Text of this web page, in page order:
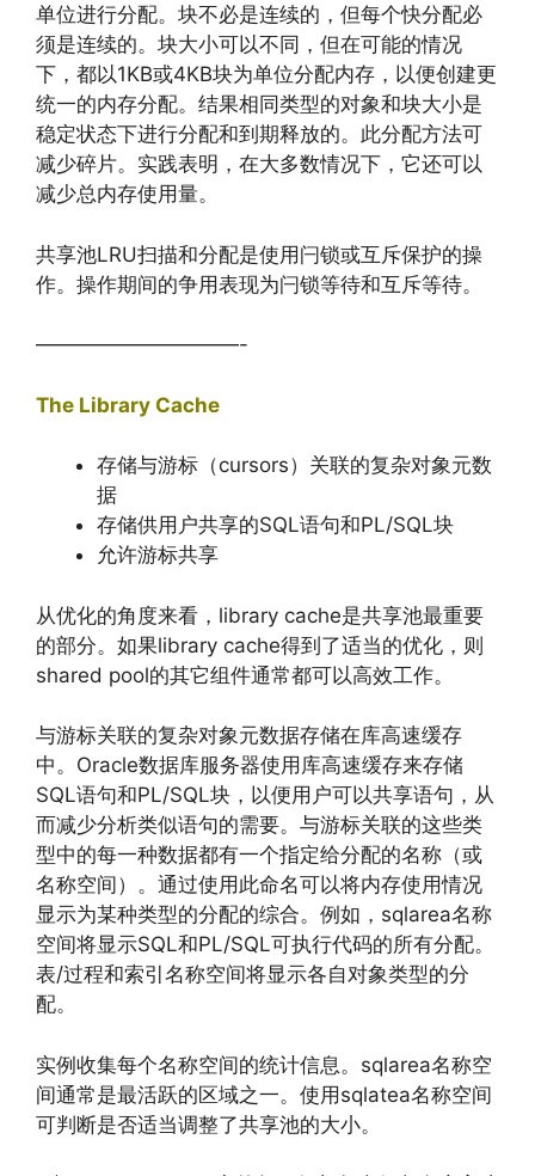
单位进行分配。块不必是连续的，但每个快分配必
须是连续的。块大小可以不同，但在可能的情况
下，都以1KB或4KB块为单位分配内存，以便创建更
统一的内存分配。结果相同类型的对象和块大小是
稳定状态下进行分配和到期释放的。此分配方法可
减少碎片。实践表明，在大多数情况下，它还可以
减少总内存使用量。
共享池LRU扫描和分配是使用闩锁或互斥保护的操
作。操作期间的争用表现为闩锁等待和互斥等待。
——————————-
The Library Cache
存储与游标（cursors）关联的复杂对象元数
据
存储供用户共享的SQL语句和PL/SQL块
允许游标共享
从优化的角度来看，library cache是共享池最重要
的部分。如果library cache得到了适当的优化，则
shared pool的其它组件通常都可以高效工作。
与游标关联的复杂对象元数据存储在库高速缓存
中。Oracle数据库服务器使用库高速缓存来存储
SQL语句和PL/SQL块，以便用户可以共享语句，从
而减少分析类似语句的需要。与游标关联的这些类
型中的每一种数据都有一个指定给分配的名称（或
名称空间）。通过使用此命名可以将内存使用情况
显示为某种类型的分配的综合。例如，sqlarea名称
空间将显示SQL和PL/SQL可执行代码的所有分配。
表/过程和索引名称空间将显示各自对象类型的分
配。
实例收集每个名称空间的统计信息。sqlarea名称空
间通常是最活跃的区域之一。使用sqlatea名称空间
可判断是否适当调整了共享池的大小。